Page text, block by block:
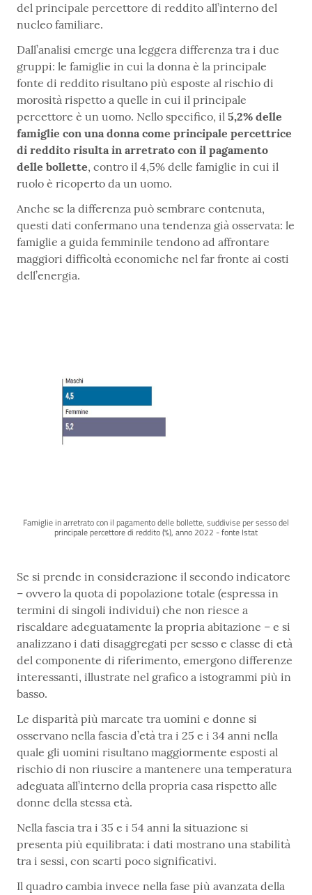
del principale percettore di reddito all’interno del
nucleo familiare.
Dall’analisi emerge una leggera differenza tra i due
gruppi: le famiglie in cui la donna è la principale
fonte di reddito risultano più esposte al rischio di
morosità rispetto a quelle in cui il principale
percettore è un uomo. Nello specifico, il 5,2% delle
famiglie con una donna come principale percettrice
di reddito risulta in arretrato con il pagamento
delle bollette, contro il 4,5% delle famiglie in cui il
ruolo è ricoperto da un uomo.
Anche se la differenza può sembrare contenuta,
questi dati confermano una tendenza già osservata: le
famiglie a guida femminile tendono ad affrontare
maggiori difficoltà economiche nel far fronte ai costi
dell’energia.
Famiglie in arretrato con il pagamento delle bollette, suddivise per sesso del
principale percettore di reddito (%), anno 2022 - fonte Istat
Se si prende in considerazione il secondo indicatore
– ovvero la quota di popolazione totale (espressa in
termini di singoli individui) che non riesce a
riscaldare adeguatamente la propria abitazione – e si
analizzano i dati disaggregati per sesso e classe di età
del componente di riferimento, emergono differenze
interessanti, illustrate nel grafico a istogrammi più in
basso.
Le disparità più marcate tra uomini e donne si
osservano nella fascia d’età tra i 25 e i 34 anni nella
quale gli uomini risultano maggiormente esposti al
rischio di non riuscire a mantenere una temperatura
adeguata all’interno della propria casa rispetto alle
donne della stessa età.
Nella fascia tra i 35 e i 54 anni la situazione si
presenta più equilibrata: i dati mostrano una stabilità
tra i sessi, con scarti poco significativi.
Il quadro cambia invece nella fase più avanzata della